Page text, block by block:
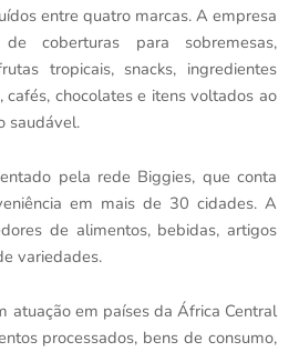
entre quatro marcas. A empresa
de coberturas para sobremesas,
tropicais, snacks, ingredientes
cafés, chocolates e itens voltados ao
saudável.
pela rede Biggies, que conta
em mais de 30 cidades. A
de alimentos, bebidas, artigos
variedades.
atuação em países da África Central
processados, bens de consumo,